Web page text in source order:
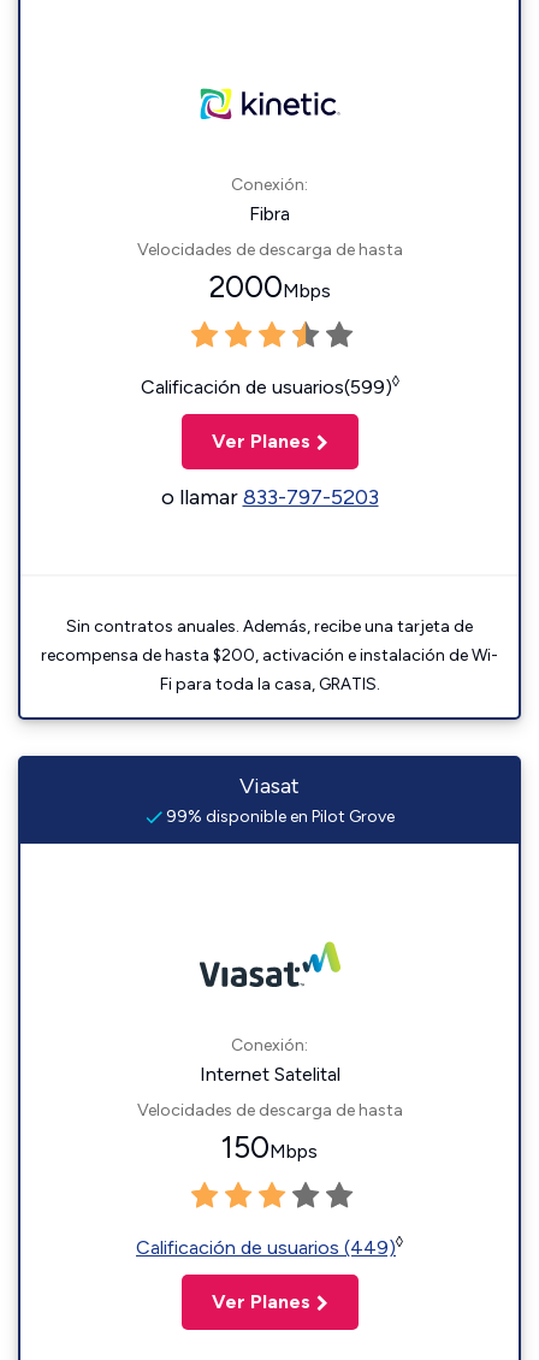
Conexión:
Fibra
Velocidades de descarga de hasta
2000Mbps
Calificación de usuarios(599)◊
Ver Planes
o llamar833-797-5203
Sin contratos anuales. Además, recibe una tarjeta de
recompensa de hasta $200, activación e instalación de Wi-
Fi para toda la casa, GRATIS.
Viasat
99% disponible en Pilot Grove
Conexión:
Internet Satelital
Velocidades de descarga de hasta
150Mbps
Calificación de usuarios (449)◊
Ver Planes